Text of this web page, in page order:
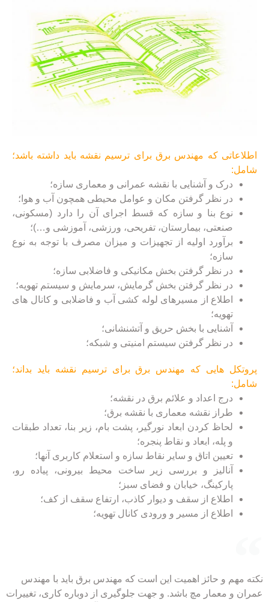
اطلاعاتی که مهندس برق برای ترسیم نقشه باید داشته باشد؛
شامل:
درک و آشنایی با نقشه عمرانی و معماری سازه؛
در نظر گرفتن مکان و عوامل محیطی همچون آب و هوا؛
نوع بنا و سازه که قسط اجرای آن را دارد (مسکونی،
صنعتی، بیمارستان، تفریحی، ورزشی، آموزشی و…)؛
برآورد اولیه از تجهیزات و میزان مصرف با توجه به نوع
سازه؛
در نظر گرفتن بخش مکانیکی و فاضلابی سازه؛
در نظر گرفتن بخش گرمایش، سرمایش و سیستم تهویه؛
اطلاع از مسیرهای لوله کشی آب و فاضلابی و کانال های
تهویه؛
آشنایی با بخش حریق و آتشنشانی؛
در نظر گرفتن سیستم امنیتی و شبکه؛
پروتکل هایی که مهندس برق برای ترسیم نقشه باید بداند؛
شامل:
درج اعداد و علائم برق در نقشه؛
طراز نقشه معماری با نقشه برق؛
لحاظ کردن ابعاد نورگیر، پشت بام، زیر بنا، تعداد طبقات
و پله، ابعاد و نقاط پنجره؛
تعیین اتاق و سایر نقاط سازه و استعلام کاربری آنها؛
آنالیز و بررسی زیر ساخت محیط بیرونی، پیاده رو،
پارکینگ، خیابان و فضای سبز؛
اطلاع از سقف و دیوار کاذب، ارتفاع سقف از کف؛
اطلاع از مسیر و ورودی کانال تهویه؛
نکته مهم و حائز اهمیت این است که مهندس برق باید با مهندس
عمران و معمار مچ باشد. و جهت جلوگیری از دوباره کاری، تغییرات